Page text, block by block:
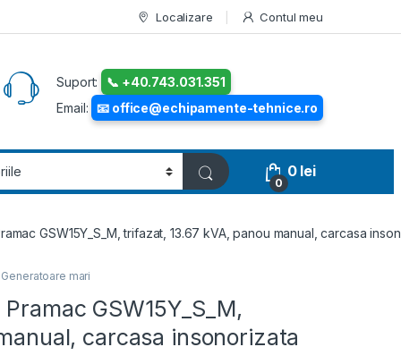
Localizare Contul meu
Suport:
📞 +40.743.031.351
Email:
📧 office@echipamente-tehnice.ro
0
0 lei
GSW15Y_S_M, trifazat, 13.67 kVA, panou manual, carcasa
Generatoare mari
GSW15Y_S_M,
carcasa insonorizata